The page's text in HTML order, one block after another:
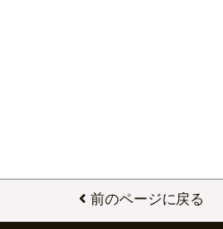
前のページに戻る